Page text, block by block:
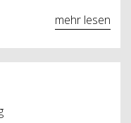
mehr lesen